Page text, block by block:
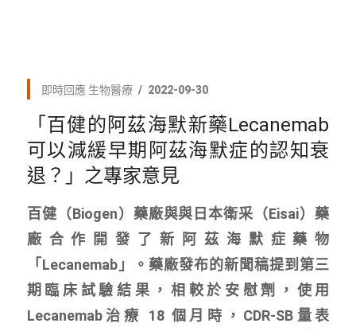
即時回應 生物醫療 2022-09-30
「百健的阿茲海默新藥Lecanemab
可以減緩早期阿茲海默症的認知衰
退？」之專家意見
百健（Biogen）藥廠與與日本衛采（Eisai）藥
廠合作開發了新阿茲海默症藥物
「Lecanemab」。藥廠發布的新聞稿提到第三
期臨床試驗結果，相較於安慰劑，使用
Lecanemab治療 18 個月時，CDR-SB量表